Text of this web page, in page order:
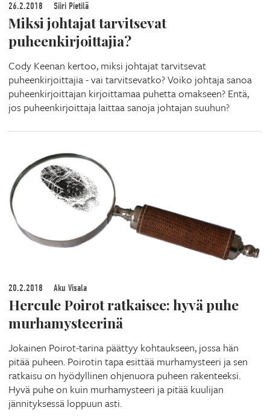
26.2.2018 Siiri Pietilä
Miksi johtajat tarvitsevat
puheenkirjoittajia?
Cody Keenan kertoo, miksi johtajat tarvitsevat
puheenkirjoittajia - vai tarvitsevatko? Voiko johtaja sanoa
puheenkirjoittajan kirjoittamaa puhetta omakseen? Entä,
jos puheenkirjoittaja laittaa sanoja johtajan suuhun?
20.2.2018 Aku Visala
Hercule Poirot ratkaisee: hyvä puhe
murhamysteerinä
Jokainen Poirot-tarina päättyy kohtaukseen, jossa hän
pitää puheen. Poirotin tapa esittää murhamysteeri ja sen
ratkaisu on hyödyllinen ohjenuora puheen rakenteeksi.
Hyvä puhe on kuin murhamysteeri ja pitää kuulijan
jännityksessä loppuun asti.